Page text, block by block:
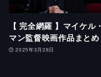
【 完全網羅 】マイケル・
マン監督映画作品まとめ
2025年3月28日